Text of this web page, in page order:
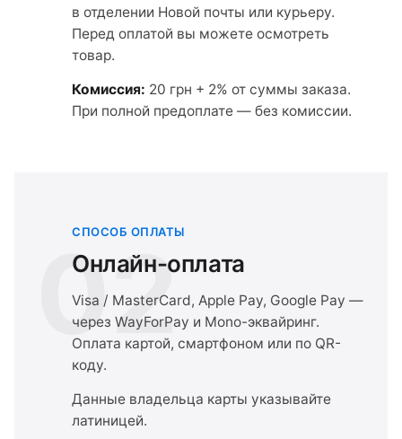
в отделении Новой почты или курьеру.
Перед оплатой вы можете осмотреть
товар.
Комиссия: 20 грн + 2% от суммы заказа.
При полной предоплате — без комиссии.
02
СПОСОБ ОПЛАТЫ
Онлайн-оплата
Visa / MasterCard, Apple Pay, Google Pay —
через WayForPay и Mono-эквайринг.
Оплата картой, смартфоном или по QR-
коду.
Данные владельца карты указывайте
латиницей.